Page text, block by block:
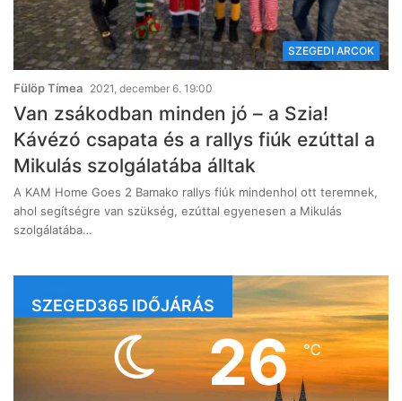
SZEGEDI ARCOK
Fülöp Tímea 2021, december 6. 19:00
Van zsákodban minden jó – a Szia!
Kávézó csapata és a rallys fiúk ezúttal a
Mikulás szolgálatába álltak
A KAM Home Goes 2 Bamako rallys fiúk mindenhol ott teremnek,
ahol segítségre van szükség, ezúttal egyenesen a Mikulás
szolgálatába…
SZEGED365 IDŐJÁRÁS
26℃